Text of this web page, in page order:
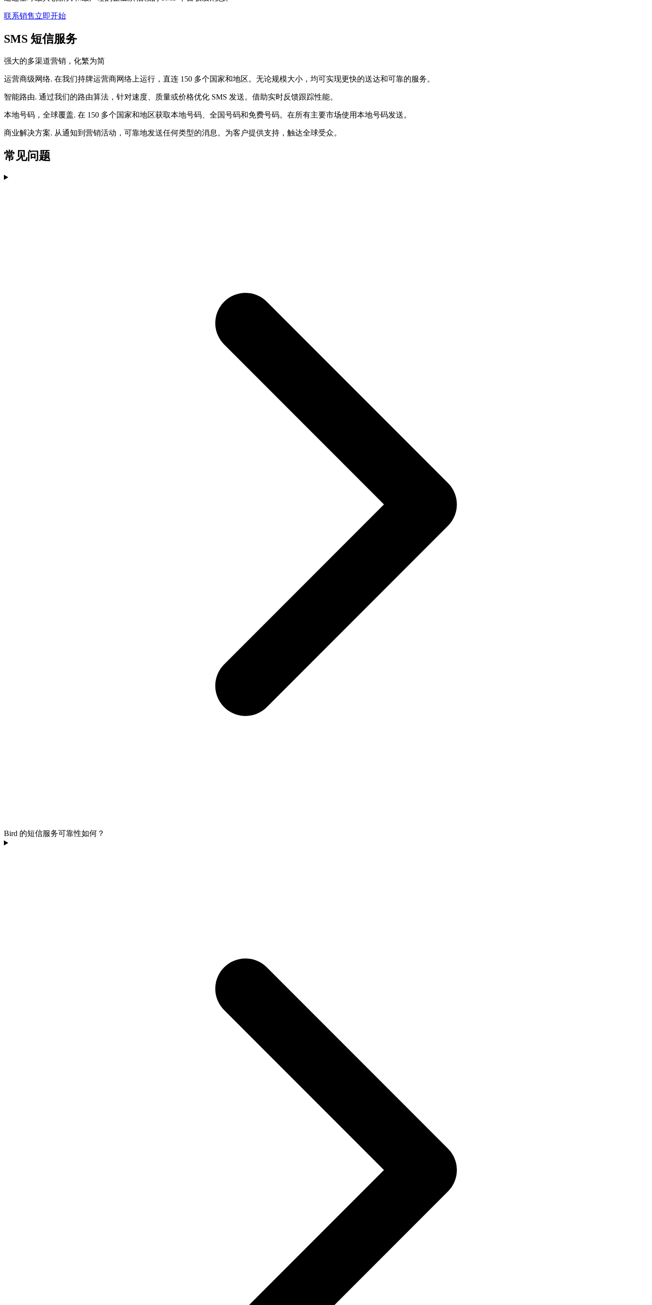
联系销售立即开始
SMS 短信服务
强大的多渠道营销，化繁为简
运营商级网络. 在我们持牌运营商网络上运行，直连 150 多个国家和地区。无论规模大小，均可实现更快的送达和可靠的服务。
智能路由. 通过我们的路由算法，针对速度、质量或价格优化 SMS 发送。借助实时反馈跟踪性能。
本地号码，全球覆盖. 在 150 多个国家和地区获取本地号码、全国号码和免费号码。在所有主要市场使用本地号码发送。
商业解决方案. 从通知到营销活动，可靠地发送任何类型的消息。为客户提供支持，触达全球受众。
常见问题
Bird 的短信服务可靠性如何？